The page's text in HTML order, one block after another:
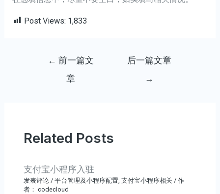
Post Views: 1,833
← 前一篇文
章
后一篇文章
→
Related Posts
支付宝小程序入驻
发表评论 /平台管理及小程序配置,支付宝小程序相关 / 作
者： codecloud